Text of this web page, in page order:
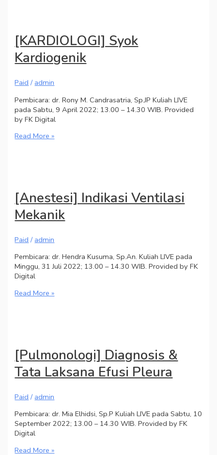
[KARDIOLOGI] Syok
Kardiogenik
Paid / admin
Pembicara: dr. Rony M. Candrasatria, Sp.JP Kuliah LIVE
pada Sabtu, 9 April 2022; 13.00 – 14.30 WIB. Provided
by FK Digital
Read More »
[Anestesi] Indikasi Ventilasi
Mekanik
Paid / admin
Pembicara: dr. Hendra Kusuma, Sp.An. Kuliah LIVE pada
Minggu, 31 Juli 2022; 13.00 – 14.30 WIB. Provided by FK
Digital
Read More »
[Pulmonologi] Diagnosis &
Tata Laksana Efusi Pleura
Paid / admin
Pembicara: dr. Mia Elhidsi, Sp.P Kuliah LIVE pada Sabtu, 10
September 2022; 13.00 – 14.30 WIB. Provided by FK
Digital
Read More »